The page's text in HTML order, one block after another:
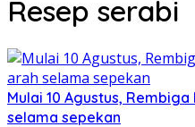
Resep serabi
Mulai 10 Agustus,
selama sepekan